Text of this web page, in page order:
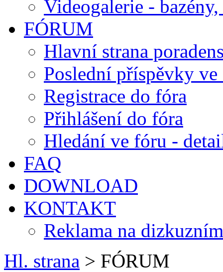
Videogalerie - bazény,
FÓRUM
Hlavní strana
Poslední příspěvky
Registrace do fóra
Přihlášení do fóra
Hledání ve fóru -
FAQ
DOWNLOAD
KONTAKT
Reklama na
Hl. strana > FÓRUM